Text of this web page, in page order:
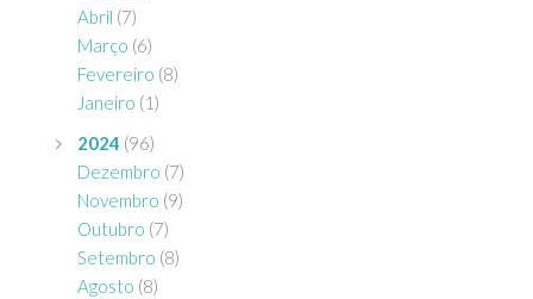
Abril (7)
Março (6)
Fevereiro (8)
Janeiro (1)
2024 (96)
Dezembro (7)
Novembro (9)
Outubro (7)
Setembro (8)
Agosto (8)